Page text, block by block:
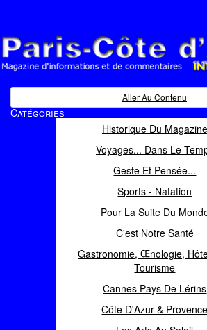
Magazine d'informations et deAller Au Contenu
Catégories
Historique Du Magazine
Voyages... Dans Le
Geste Et Pensée...
Sports - Natation
Pour La Suite Du
C'est Notre Santé
Gastronomie, Œnologie,
Tourisme
Cannes Pays De Lérins
Côte D'Azur & Provence